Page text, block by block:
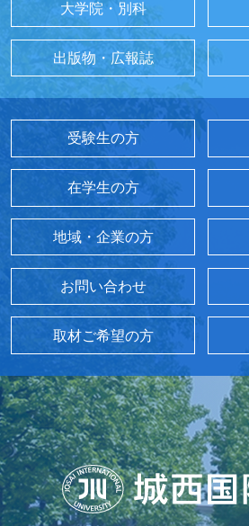
大学院・別科
出版物・広報誌
受験生の方
在学生の方
地域・企業の方
お問い合わせ
取材ご希望の方